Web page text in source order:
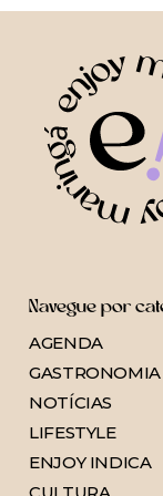
Navegue por
AGENDA
GASTRONOMIA
NOTÍCIAS
LIFESTYLE
ENJOY INDICA